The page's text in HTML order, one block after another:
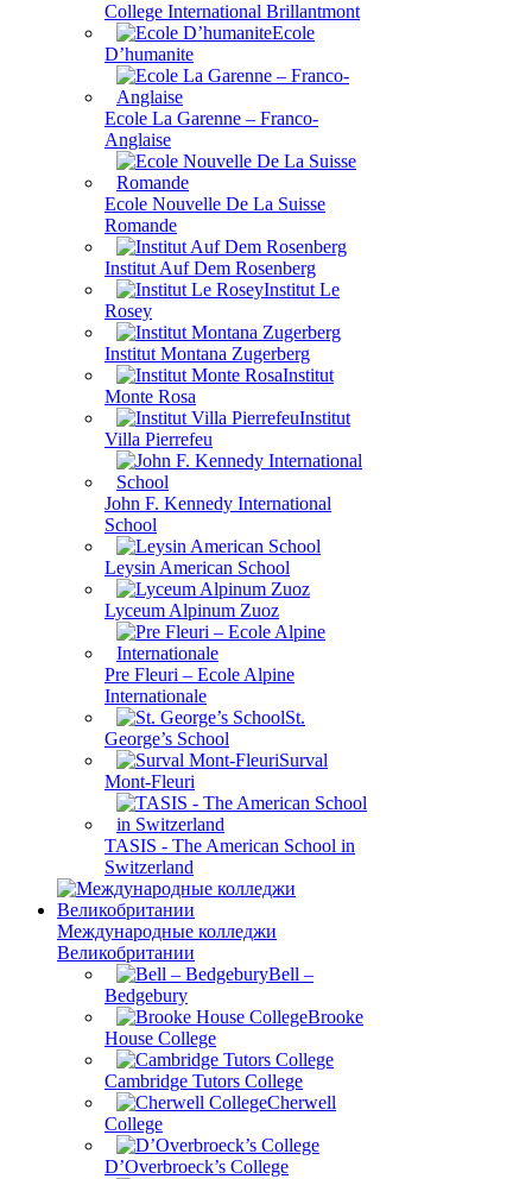
College International Brillantmont
Ecole
D’humanite
Ecole La Garenne – Franco-
Anglaise
Ecole Nouvelle De La Suisse
Romande
Institut Auf Dem Rosenberg
Institut Le
Rosey
Institut Montana Zugerberg
Institut
Monte Rosa
Institut
Villa Pierrefeu
John F. Kennedy International
School
Leysin American School
Lyceum Alpinum Zuoz
Pre Fleuri – Ecole Alpine
Internationale
St.
George’s School
Surval
Mont-Fleuri
TASIS - The American School in
Switzerland
Международные колледжи
Великобритании
Bell –
Bedgebury
Brooke
House College
Cambridge Tutors College
Cherwell
College
D’Overbroeck’s College